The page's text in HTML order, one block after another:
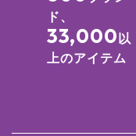
ド、
33,000以
上のアイテム